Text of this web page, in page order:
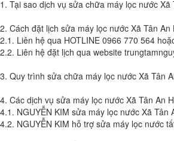
1. Tại sao dịch vụ sửa chữa máy lọc nước
2. Cách đặt lịch sửa máy lọc nước Xã Tân
2.1. Liên hệ qua HOTLINE 0966 770 564
2.2. Liên hệ đặt lịch qua website
3. Quy trình sửa chữa máy lọc nước Xã Tân
4. Các dịch vụ sửa máy lọc nước Xã Tân An
4.1. NGUYỄN KIM sửa máy lọc nước Xã Tân
4.2. NGUYỄN KIM hỗ trợ sửa máy lọc nước